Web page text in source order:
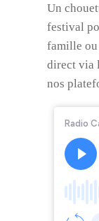
Un
festival
famille ou
direct via
nos